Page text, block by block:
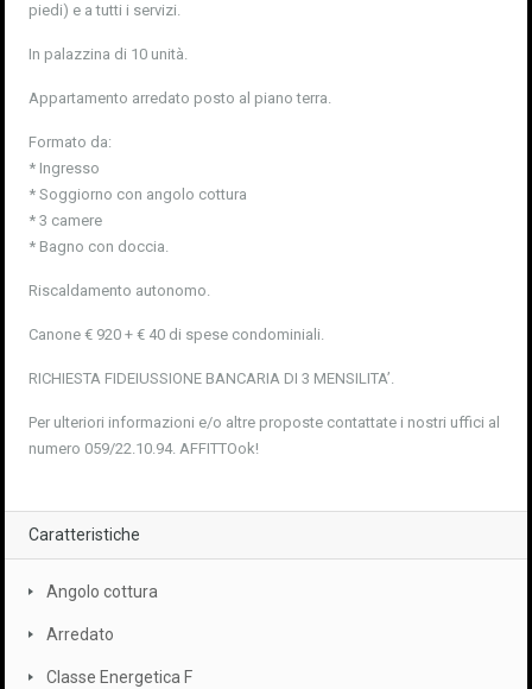
piedi) e a tutti i servizi.
In palazzina di 10 unità.
Appartamento arredato posto al piano terra.
Formato da:
* Ingresso
* Soggiorno con angolo cottura
* 3 camere
* Bagno con doccia.
Riscaldamento autonomo.
Canone € 920 + € 40 di spese condominiali.
RICHIESTA FIDEIUSSIONE BANCARIA DI 3 MENSILITA’.
Per ulteriori informazioni e/o altre proposte contattate i nostri uffici al
numero 059/22.10.94. AFFITTOok!
Caratteristiche
Angolo cottura
Arredato
Classe Energetica F